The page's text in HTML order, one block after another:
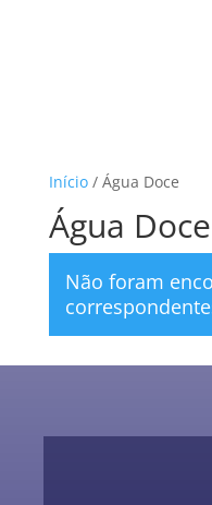
Início/ Água Doce
Água Doce
Não foram